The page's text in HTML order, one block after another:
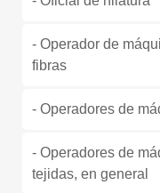
- Operador de
fibras
- Operadores de
- Operadores de
tejidas, en general